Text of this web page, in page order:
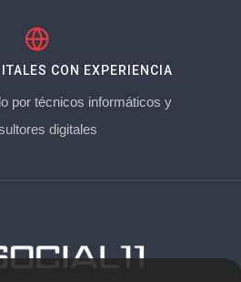
CON EXPERIENCIA
por técnicos informáticos y
digitales